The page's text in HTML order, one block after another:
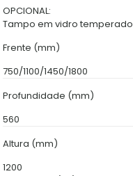
OPCIONAL:
Tampo em vidro temperado
Frente (mm)
750/1100/1450/1800
Profundidade (mm)
560
Altura (mm)
1200